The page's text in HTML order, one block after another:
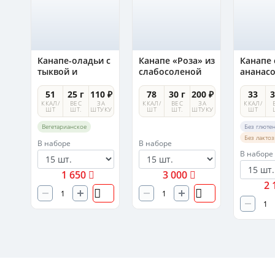
Канапе-оладьи с
тыквой и
сливочным
сыром
51
ККАЛ/
ШТ
25 г
ВЕС
ШТ.
110 ₽
ЗА
ШТУКУ
Вегетарианское
В наборе
1 650
Канапе «Роза» из
слабосоленой
семги
78
ККАЛ/
ШТ
30 г
ВЕС
ШТ.
200 ₽
ЗА
ШТУКУ
В наборе
3 000
Канапе
33
ККАЛ/
ШТ
Без
Без
В наборе
2